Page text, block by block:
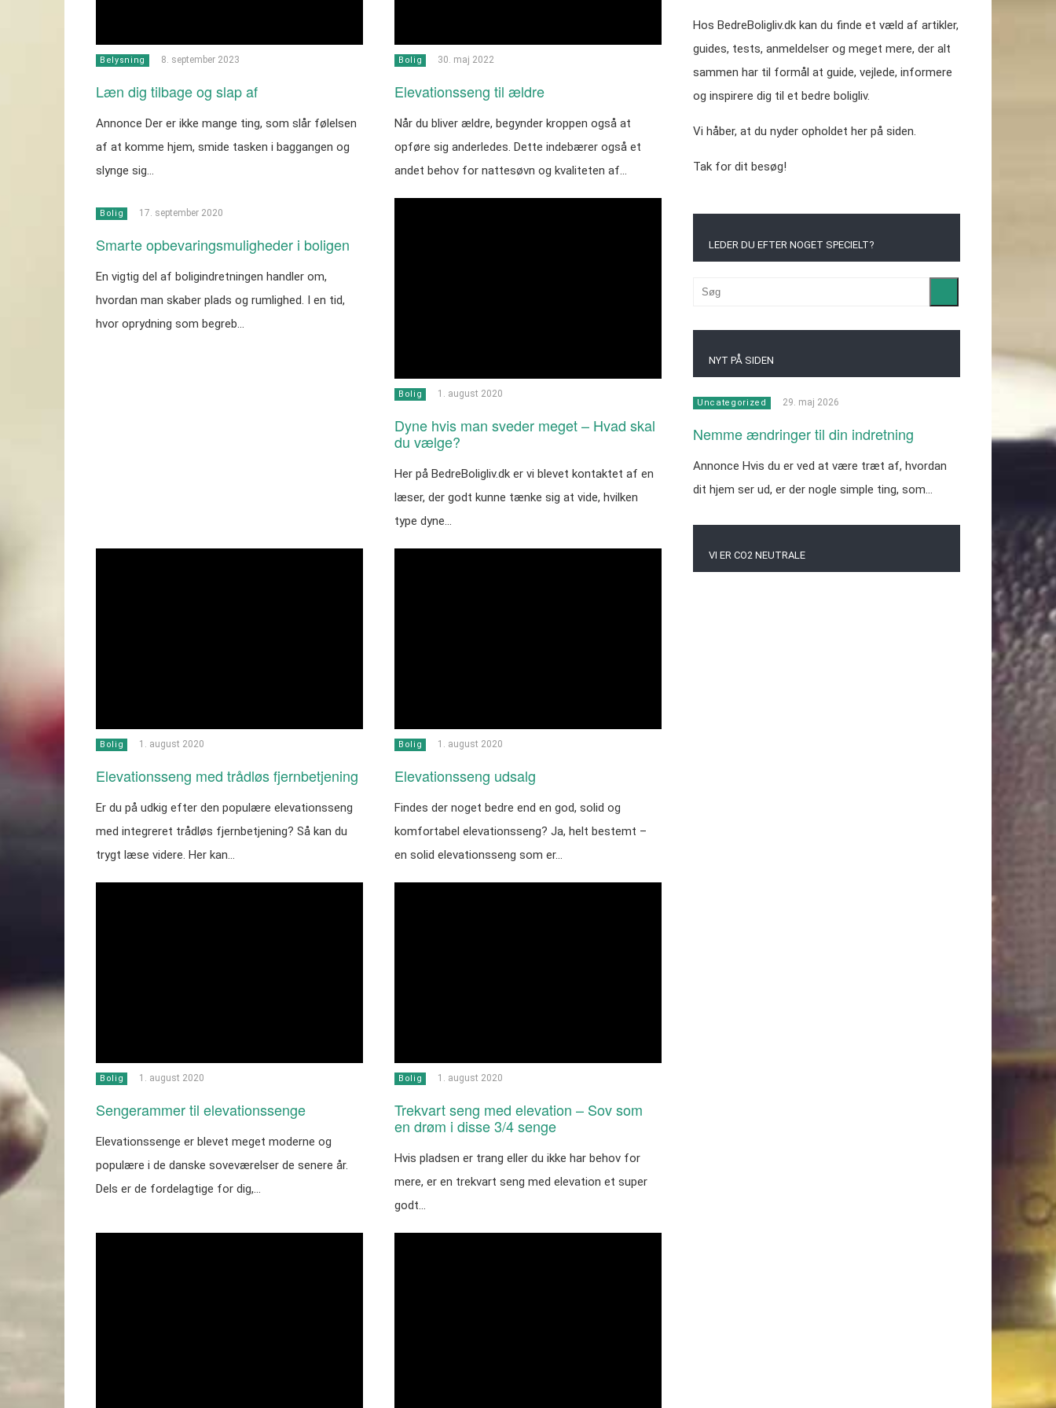
Belysning 8. september 2023
Læn dig tilbage og slap af
Annonce Der er ikke mange ting, som slår følelsen
af at komme hjem, smide tasken i baggangen og
slynge sig…
Bolig 30. maj 2022
Elevationsseng til ældre
Når du bliver ældre, begynder kroppen også at
opføre sig anderledes. Dette indebærer også et
andet behov for nattesøvn og kvaliteten af…
Bolig 17. september 2020
Smarte opbevaringsmuligheder i boligen
En vigtig del af boligindretningen handler om,
hvordan man skaber plads og rumlighed. I en tid,
hvor oprydning som begreb…
Bolig 1. august 2020
Dyne hvis man sveder meget – Hvad skal
du vælge?
Her på BedreBoligliv.dk er vi blevet kontaktet af en
læser, der godt kunne tænke sig at vide, hvilken
type dyne…
Bolig 1. august 2020
Elevationsseng med trådløs fjernbetjening
Er du på udkig efter den populære elevationsseng
med integreret trådløs fjernbetjening? Så kan du
trygt læse videre. Her kan…
Bolig 1. august 2020
Elevationsseng udsalg
Findes der noget bedre end en god, solid og
komfortabel elevationsseng? Ja, helt bestemt –
en solid elevationsseng som er…
Bolig 1. august 2020
Sengerammer til elevationssenge
Elevationssenge er blevet meget moderne og
populære i de danske soveværelser de senere år.
Dels er de fordelagtige for dig,…
Bolig 1. august 2020
Trekvart seng med elevation – Sov som
en drøm i disse 3/4 senge
Hvis pladsen er trang eller du ikke har behov for
mere, er en trekvart seng med elevation et super
godt…
Hos BedreBoligliv.dk kan du finde et væld af artikler,
guides, tests, anmeldelser og meget mere, der alt
sammen har til formål at guide, vejlede, informere
og inspirere dig til et bedre boligliv.
Vi håber, at du nyder opholdet her på siden.
Tak for dit besøg!
LEDER DU EFTER NOGET SPECIELT?
NYT PÅ SIDEN
Uncategorized 29. maj 2026
Nemme ændringer til din indretning
Annonce Hvis du er ved at være træt af, hvordan
dit hjem ser ud, er der nogle simple ting, som…
VI ER CO2 NEUTRALE